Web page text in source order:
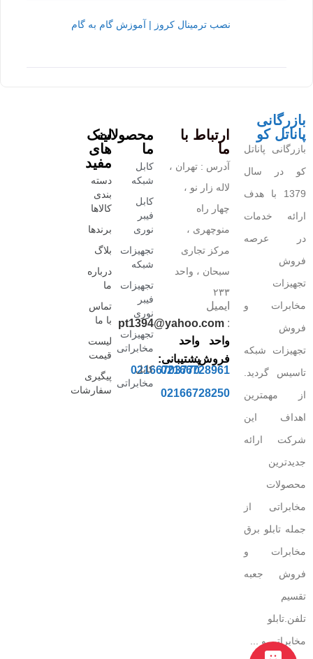
نصب ترمینال کروز | آموزش گام به گام
بازرگانی
پاناتل کو
بازرگانی پاناتل
کو در سال
1379 با هدف
ارائه خدمات
در عرصه
فروش
تجهیزات
مخابرات و
فروش
تجهیزات شبکه
تاسیس گردید.
از مهمترین
اهداف این
شرکت ارائه
جدیدترین
محصولات
مخابراتی از
جمله تابلو برق
مخابرات و
فروش جعبه
تقسیم
تلفن.تابلو
مخابراتی و ...
ارتباط با
ما
آدرس : تهران ،
لاله زار نو ،
چهار راه
منوچهری ،
مرکز تجاری
سبحان ، واحد
۲۳۳
ایمیل
:
pt1394@yahoo.com
واحد
فروش:
02166728961
02166728250
واحد
پشتیبانی:
02166703770
محصولات
ما
کابل
شبکه
کابل
فیبر
نوری
تجهیزات
شبکه
تجهیزات
فیبر
نوری
تجهیزات
مخابراتی
کابل
مخابراتی
لینک
های
مفید
دسته
بندی
کالاها
برندها
بلاگ
درباره
ما
تماس
با ما
لیست
قیمت
پیگیری
سفارشات